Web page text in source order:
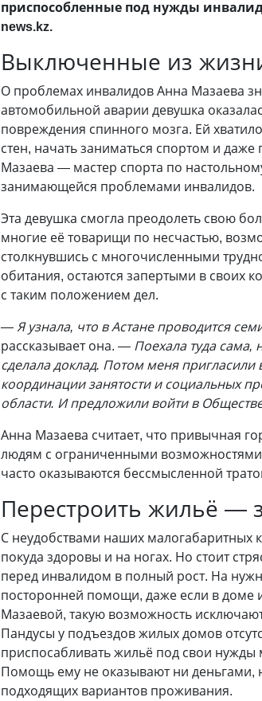
приспособленные под нужды
news.kz.
Выключенные из
О проблемах инвалидов Анна Мазаева
автомобильной аварии девушка
повреждения спинного мозга. Ей
стен, начать заниматься спортом и
Мазаева — мастер спорта по
занимающейся проблемами инвалидов.
Эта девушка смогла преодолеть свою
многие её товарищи по несчастью,
столкнувшись с многочисленными
обитания, остаются запертыми в своих
с таким положением дел.
—Я узнала, что в Астане проводится
рассказывает она. — Поехала туда сама,
сделала доклад. Потом меня пригласили
координации занятости и социальных
области. И предложили войти в
Анна Мазаева считает, что привычная
людям с ограниченными
часто оказываются бессмысленной
Перестроить жильё —
С неудобствами наших малогабаритных
покуда здоровы и на ногах. Но стоит
перед инвалидом в полный рост. На
посторонней помощи, даже если в доме
Мазаевой, такую возможность
Пандусы у подъездов жилых домов
приспосабливать жильё под свои
Помощь ему не оказывают ни деньгами,
подходящих вариантов проживания.